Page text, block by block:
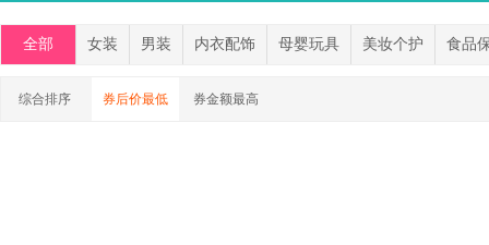
全部 女装 男装 内衣配饰 母婴玩具 美妆个护 食品
综合排序 券后价最低 券金额最高